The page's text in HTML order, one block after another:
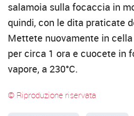
salamoia sulla focaccia in
quindi, con le dita praticate
Mettete nuovamente in cella
per circa 1 ora e cuocete in
vapore, a 230°C.
© Riproduzione riservata